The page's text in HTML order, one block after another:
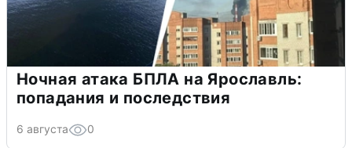
Ночная атака БПЛА на Ярославль:
попадания и последствия
6 августа 0